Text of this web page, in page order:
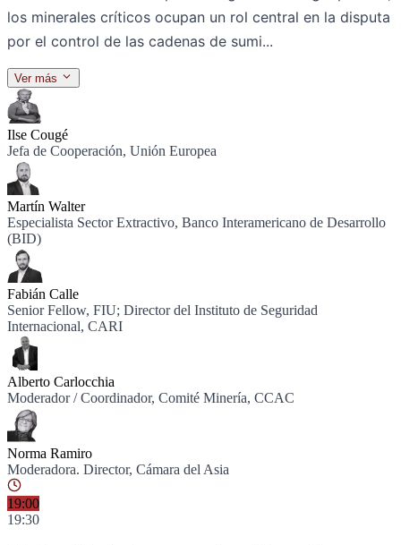
los minerales críticos ocupan un rol central en la disputa
por el control de las cadenas de sumi...
Ver más
Ponentes
Ilse Cougé
Jefa de Cooperación, Unión Europea
Martín Walter
Especialista Sector Extractivo, Banco Interamericano de Desarrollo
(BID)
Fabián Calle
Senior Fellow, FIU; Director del Instituto de Seguridad
Internacional, CARI
Alberto Carlocchia
Moderador / Coordinador, Comité Minería, CCAC
Norma Ramiro
Moderadora. Director, Cámara del Asia
19:00
19:30